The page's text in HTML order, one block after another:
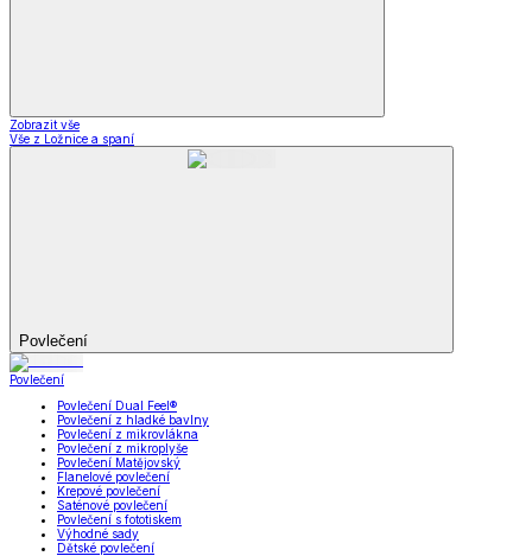
Zobrazit vše
Vše z Ložnice a spaní
Povlečení
Povlečení
Povlečení Dual Feel®
Povlečení z hladké bavlny
Povlečení z mikrovlákna
Povlečení z mikroplyše
Povlečení Matějovský
Flanelové povlečení
Krepové povlečení
Saténové povlečení
Povlečení s fototiskem
Výhodné sady
Dětské povlečení